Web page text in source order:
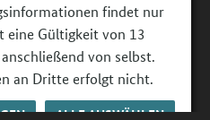
findet nur
eine Gültigkeit von 13
von selbst.
an Dritte erfolgt nicht.
ALLE AUSWÄHLEN